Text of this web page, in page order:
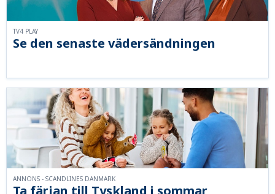
Se den senaste vädersändningen
TV4 PLAY
ANNONS - SCANDLINES DANMARK